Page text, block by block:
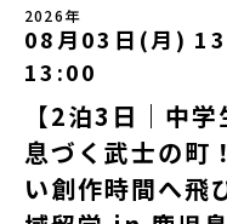
ら抽選の上、締め切り日か
ただいたメールアドレス宛
ます。当選者は、メールに
以内に回答いただき、確認
ていただきます。当選確
い場合は、当選を取り消
あった場合は、繰り上げ当
メールアドレスの変更をご
LINEよりご連絡をお願い
「みんなでBBQディナー
たちと交流＜3日目＞（AM
ルドワーク」「3日間の振
「ランチ/お土産タイム」
空港には15：00頃に到着
てプログラムを変更する
北海道平取町（びらとりち
日(月祝)※参加が確定した
「参加者向け事前オンライ
加をお願いします。【集合
です。どんな困難な状況に
夢を追って挑戦し続ける姿
の夢を抱いて熱中した「砂
拓いてきた農業や漁業の歴
はない風土が存在します
ツが現在、「北海道の小
へと繋がっています。 「宇
国内外の宇宙関連企業が集
整備が進められています。
2026年
08月03日(月)
13:00
【2泊3日｜中
息づく武士の町
い創作時間へ飛